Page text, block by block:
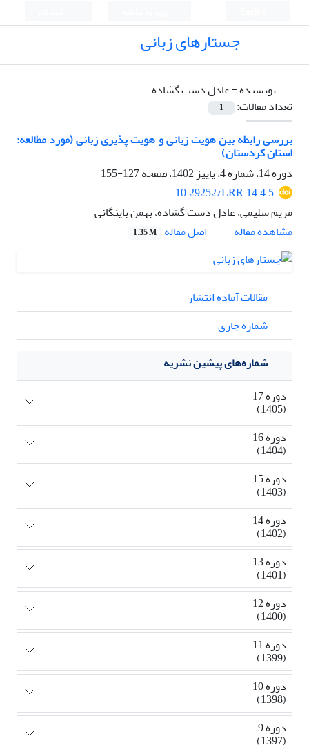
جستارهای زبانی
نویسنده =عادل دست گشاده
تعداد مقالات:
1
بررسی رابطه بین هویت زبانی و هویت پذیری زبانی (مورد مطالعه:
استان کردستان)
دوره 14، شماره 4، پاییز 1402، صفحه
127-155
10.29252/LRR.14.4.5
مریم سلیمی، عادل دست گشاده، بهمن باینگانی
مشاهده مقاله
اصل مقاله 1.35 M
مقالات آماده انتشار
شماره جاری
شماره‌های پیشین نشریه
دوره 17
(1405)
دوره 16
(1404)
دوره 15
(1403)
دوره 14
(1402)
دوره 13
(1401)
دوره 12
(1400)
دوره 11
(1399)
دوره 10
(1398)
دوره 9
(1397)